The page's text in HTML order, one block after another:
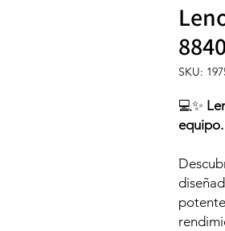
SKU:
💻✨
equipo.
potente